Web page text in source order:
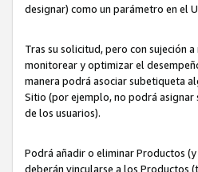
designar) como un parámetro en el
Tras su solicitud, pero con sujeción
monitorear y optimizar el
manera podrá asociar subetiqueta
Sitio (por ejemplo, no podrá
de los usuarios).
Podrá añadir o eliminar Productos
deberán vincularse a los Productos